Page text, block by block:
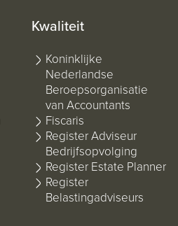
Kwaliteit
Koninklijke
Nederlandse
Beroepsorganisatie
van Accountants
Fiscaris
Register Adviseur
Bedrijfsopvolging
Register Estate Planner
Register
Belastingadviseurs